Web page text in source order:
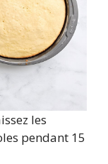
les
pendant 15